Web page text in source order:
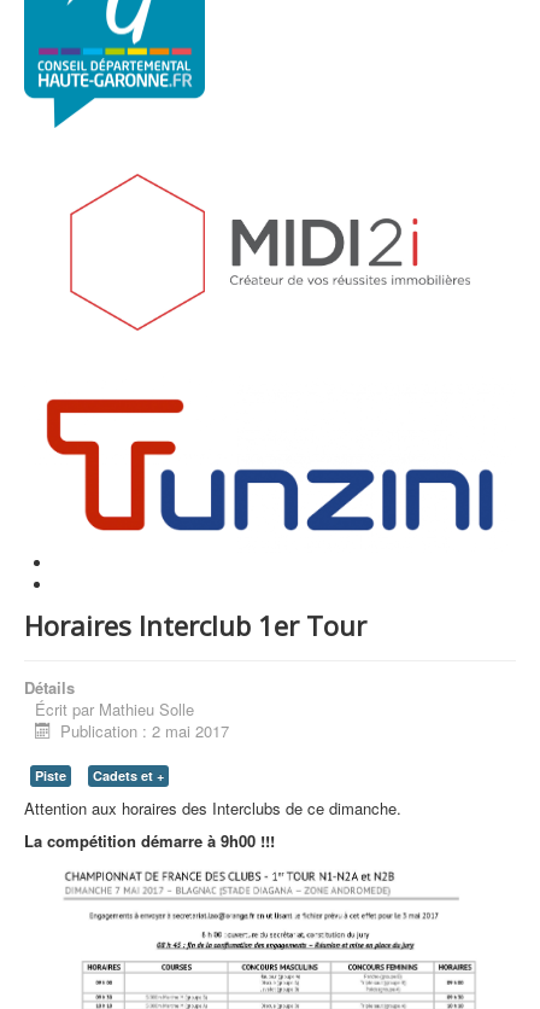
Horaires Interclub 1er Tour
Détails
Écrit par Mathieu Solle
Publication : 2 mai 2017
Piste Cadets et +
Attention aux horaires des Interclubs de ce dimanche.
La compétition démarre à 9h00 !!!